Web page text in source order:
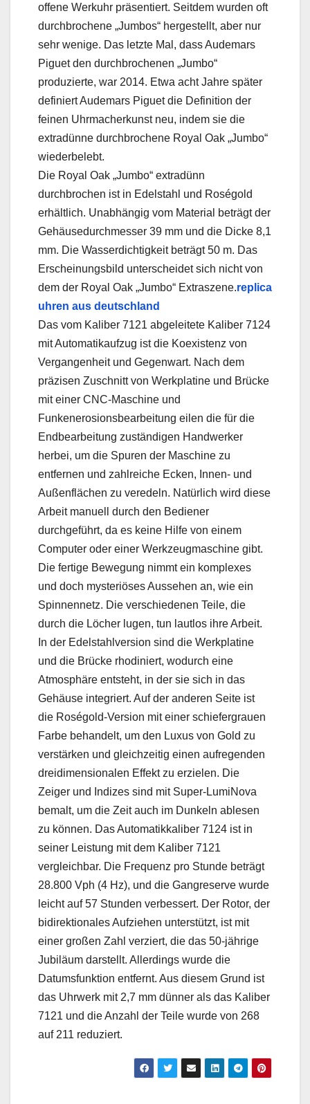
offene Werkuhr präsentiert. Seitdem wurden oft
durchbrochene „Jumbos“ hergestellt, aber nur
sehr wenige. Das letzte Mal, dass Audemars
Piguet den durchbrochenen „Jumbo“
produzierte, war 2014. Etwa acht Jahre später
definiert Audemars Piguet die Definition der
feinen Uhrmacherkunst neu, indem sie die
extradünne durchbrochene Royal Oak „Jumbo“
wiederbelebt.
Die Royal Oak „Jumbo“ extradünn
durchbrochen ist in Edelstahl und Roségold
erhältlich. Unabhängig vom Material beträgt der
Gehäusedurchmesser 39 mm und die Dicke 8,1
mm. Die Wasserdichtigkeit beträgt 50 m. Das
Erscheinungsbild unterscheidet sich nicht von
dem der Royal Oak „Jumbo“ Extraszene.replica
uhren aus deutschland
Das vom Kaliber 7121 abgeleitete Kaliber 7124
mit Automatikaufzug ist die Koexistenz von
Vergangenheit und Gegenwart. Nach dem
präzisen Zuschnitt von Werkplatine und Brücke
mit einer CNC-Maschine und
Funkenerosionsbearbeitung eilen die für die
Endbearbeitung zuständigen Handwerker
herbei, um die Spuren der Maschine zu
entfernen und zahlreiche Ecken, Innen- und
Außenflächen zu veredeln. Natürlich wird diese
Arbeit manuell durch den Bediener
durchgeführt, da es keine Hilfe von einem
Computer oder einer Werkzeugmaschine gibt.
Die fertige Bewegung nimmt ein komplexes
und doch mysteriöses Aussehen an, wie ein
Spinnennetz. Die verschiedenen Teile, die
durch die Löcher lugen, tun lautlos ihre Arbeit.
In der Edelstahlversion sind die Werkplatine
und die Brücke rhodiniert, wodurch eine
Atmosphäre entsteht, in der sie sich in das
Gehäuse integriert. Auf der anderen Seite ist
die Roségold-Version mit einer schiefergrauen
Farbe behandelt, um den Luxus von Gold zu
verstärken und gleichzeitig einen aufregenden
dreidimensionalen Effekt zu erzielen. Die
Zeiger und Indizes sind mit Super-LumiNova
bemalt, um die Zeit auch im Dunkeln ablesen
zu können. Das Automatikkaliber 7124 ist in
seiner Leistung mit dem Kaliber 7121
vergleichbar. Die Frequenz pro Stunde beträgt
28.800 Vph (4 Hz), und die Gangreserve wurde
leicht auf 57 Stunden verbessert. Der Rotor, der
bidirektionales Aufziehen unterstützt, ist mit
einer großen Zahl verziert, die das 50-jährige
Jubiläum darstellt. Allerdings wurde die
Datumsfunktion entfernt. Aus diesem Grund ist
das Uhrwerk mit 2,7 mm dünner als das Kaliber
7121 und die Anzahl der Teile wurde von 268
auf 211 reduziert.